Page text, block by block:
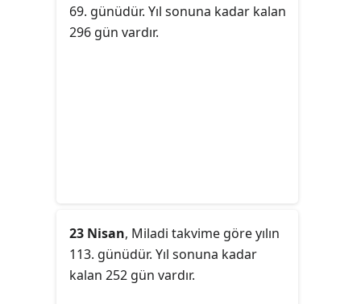
69. günüdür. Yıl sonuna kadar kalan
296 gün vardır.
23 Nisan, Miladi takvime göre yılın
113. günüdür. Yıl sonuna kadar
kalan 252 gün vardır.